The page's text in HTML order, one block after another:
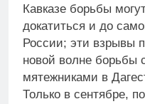
Кавказе борьбы
докатиться и до
России; эти взрывы
новой волне борьбы
мятежниками в
Только в сентябре, по